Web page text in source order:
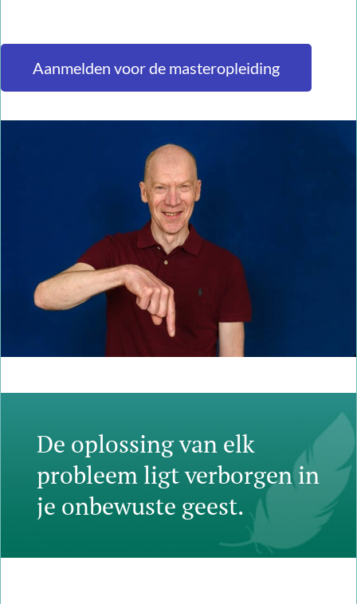
Aanmelden voor de masteropleiding
De oplossing van elk
probleem ligt verborgen in
je onbewuste geest.